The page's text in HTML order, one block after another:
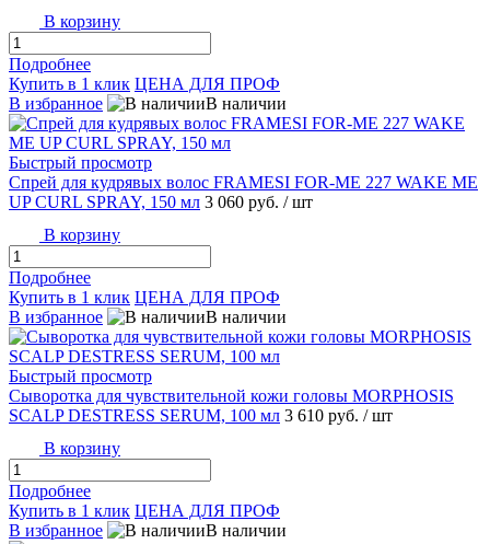
В корзину
Подробнее
Купить в 1 клик ЦЕНА ДЛЯ ПРОФ
В избранное
В наличии
Быстрый просмотр
Спрей для кудрявых волос FRAMESI FOR-ME 227 WAKE ME
UP CURL SPRAY, 150 мл 3 060 руб. / шт
В корзину
Подробнее
Купить в 1 клик ЦЕНА ДЛЯ ПРОФ
В избранное
В наличии
Быстрый просмотр
Сыворотка для чувствительной кожи головы MORPHOSIS
SCALP DESTRESS SERUM, 100 мл 3 610 руб. / шт
В корзину
Подробнее
Купить в 1 клик ЦЕНА ДЛЯ ПРОФ
В избранное
В наличии